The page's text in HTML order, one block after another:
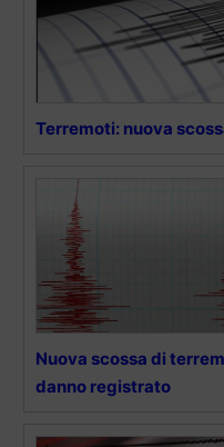
Terremoti: nuova
Nuova scossa di
danno registrato